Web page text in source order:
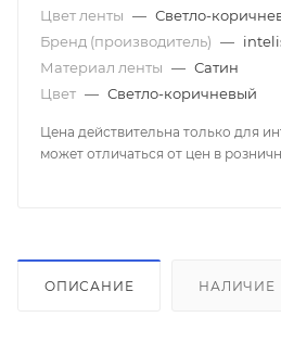
Цвет ленты — Светло-
Бренд (производитель) —
Материал ленты — Сатин
Цвет — Светло-коричневый
Цена действительна только для
может отличаться от цен в
ОПИСАНИЕ НАЛИЧИЕ